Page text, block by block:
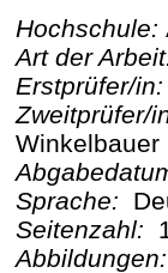
Hochschule:
Art der
Erstprüfer/
Winkelbauer
Sprache:
Seitenzahl: